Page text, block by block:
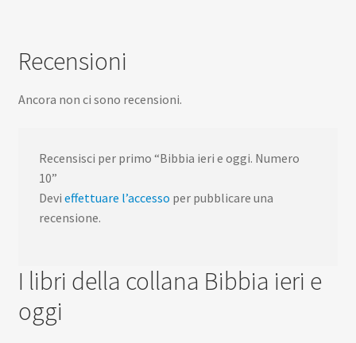
Recensioni
Ancora non ci sono recensioni.
Recensisci per primo “Bibbia ieri e oggi. Numero
10”
Devi effettuare l’accesso per pubblicare una
recensione.
I libri della collana Bibbia ieri e
oggi